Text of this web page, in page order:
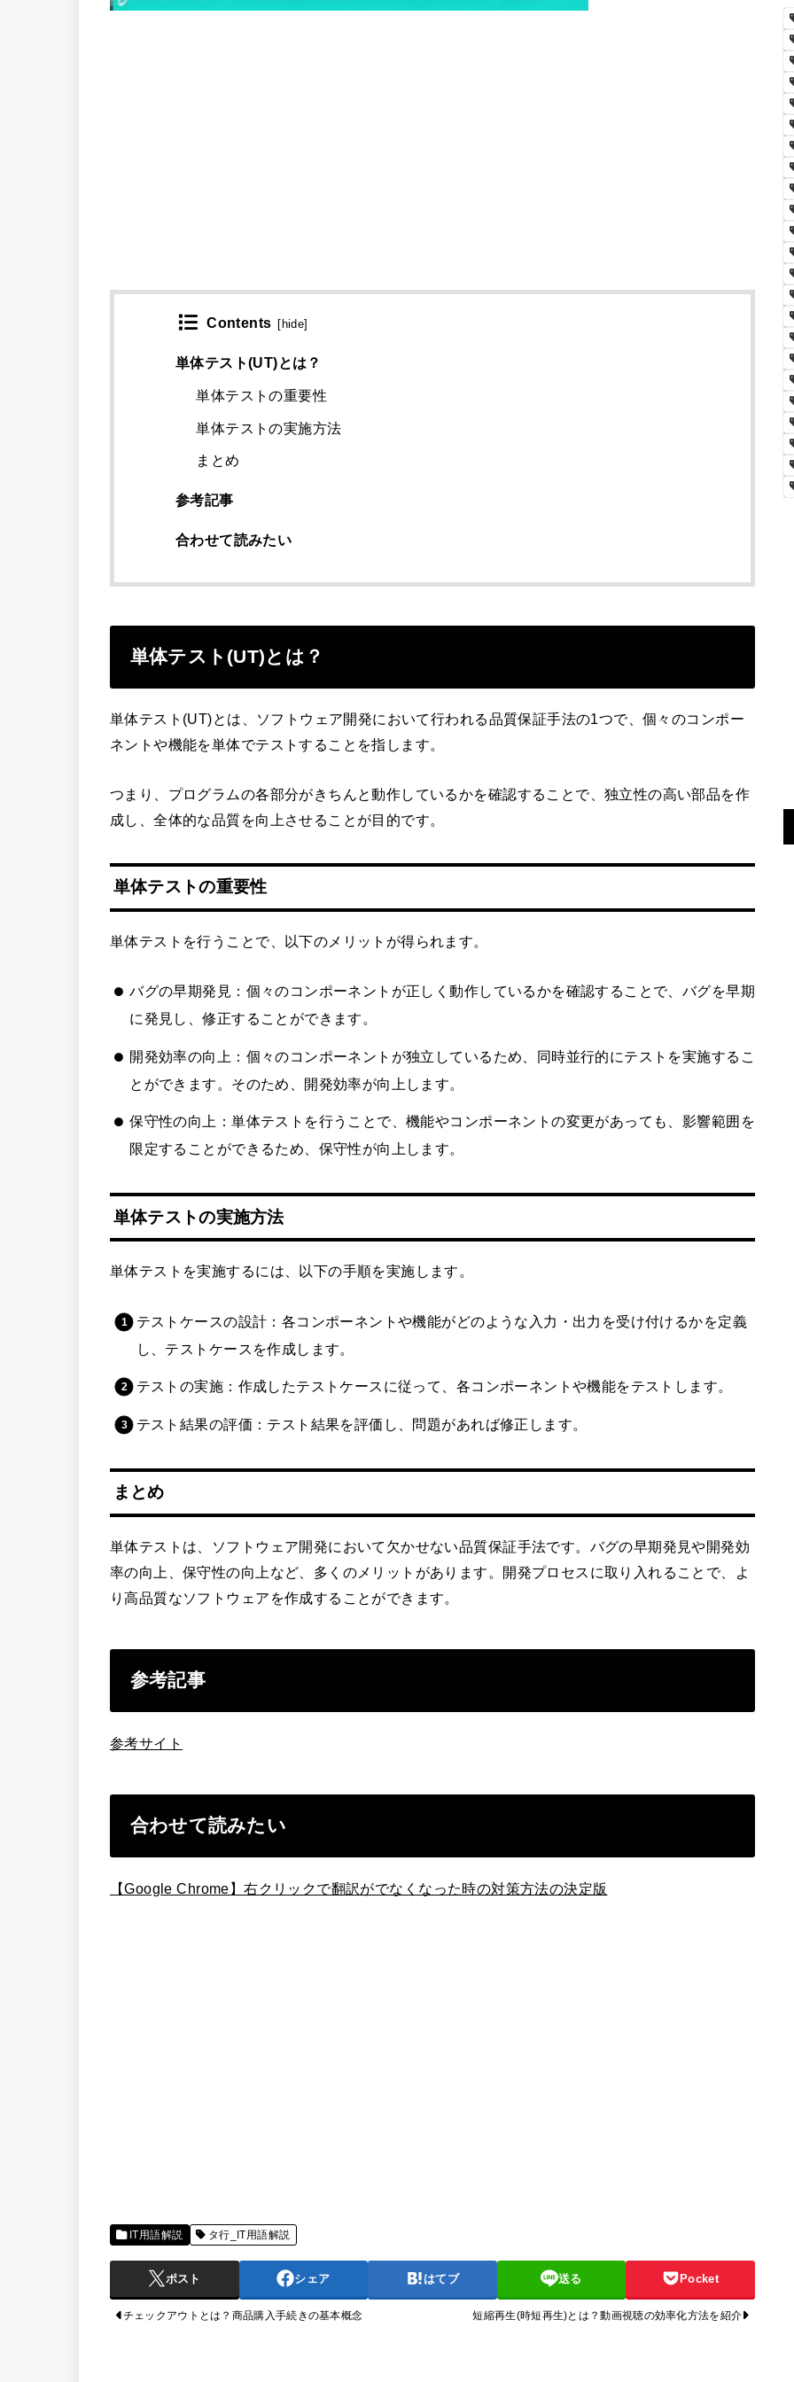
Contents hide
単体テスト(UT)とは？
単体テストの重要性
単体テストの実施方法
まとめ
参考記事
合わせて読みたい
単体テスト(UT)とは？
単体テスト(UT)とは、ソフトウェア開発において行われる品質保証手法の1つで、個々のコンポー
ネントや機能を単体でテストすることを指します。
つまり、プログラムの各部分がきちんと動作しているかを確認することで、独立性の高い部品を作
成し、全体的な品質を向上させることが目的です。
単体テストの重要性
単体テストを行うことで、以下のメリットが得られます。
バグの早期発見：個々のコンポーネントが正しく動作しているかを確認することで、バグを早期
に発見し、修正することができます。
開発効率の向上：個々のコンポーネントが独立しているため、同時並行的にテストを実施するこ
とができます。そのため、開発効率が向上します。
保守性の向上：単体テストを行うことで、機能やコンポーネントの変更があっても、影響範囲を
限定することができるため、保守性が向上します。
単体テストの実施方法
単体テストを実施するには、以下の手順を実施します。
テストケースの設計：各コンポーネントや機能がどのような入力・出力を受け付けるかを定義
し、テストケースを作成します。
テストの実施：作成したテストケースに従って、各コンポーネントや機能をテストします。
テスト結果の評価：テスト結果を評価し、問題があれば修正します。
まとめ
単体テストは、ソフトウェア開発において欠かせない品質保証手法です。バグの早期発見や開発効
率の向上、保守性の向上など、多くのメリットがあります。開発プロセスに取り入れることで、よ
り高品質なソフトウェアを作成することができます。
参考記事
参考サイト
合わせて読みたい
【Google Chrome】右クリックで翻訳がでなくなった時の対策方法の決定版
IT用語解説 タ行_IT用語解説
ポスト シェア はてブ 送る Pocket
チェックアウトとは？商品購入手続きの基本概念 短縮再生(時短再生)とは？動画視聴の効率化方法を紹介